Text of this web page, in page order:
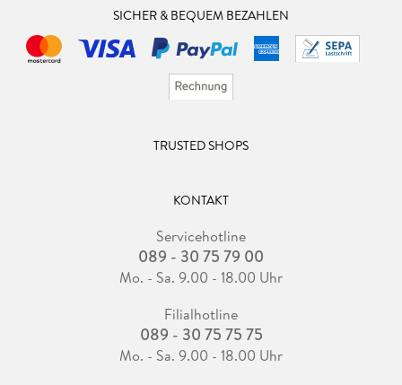
SICHER & BEQUEM BEZAHLEN
TRUSTED SHOPS
KONTAKT
Servicehotline
089 - 30 75 79 00
Mo. - Sa. 9.00 - 18.00 Uhr
Filialhotline
089 - 30 75 75 75
Mo. - Sa. 9.00 - 18.00 Uhr